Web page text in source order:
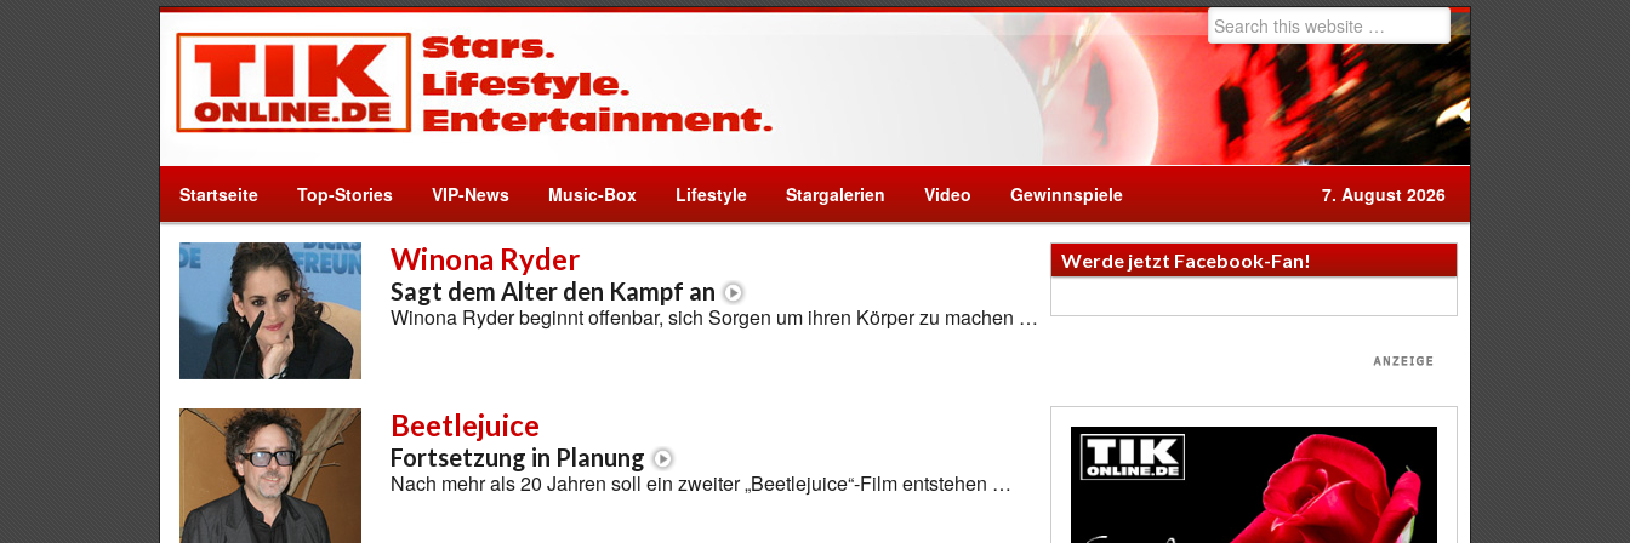
Startseite Top-Stories VIP-News Music-Box Lifestyle Stargalerien Video Gewinnspiele 7. August 2026
Winona Ryder
Sagt dem Alter den Kampf an
Winona Ryder beginnt offenbar, sich Sorgen um ihren Körper zu machen …
Beetlejuice
Fortsetzung in Planung
Nach mehr als 20 Jahren soll ein zweiter „Beetlejuice“-Film entstehen …
Werde jetzt Facebook-Fan!